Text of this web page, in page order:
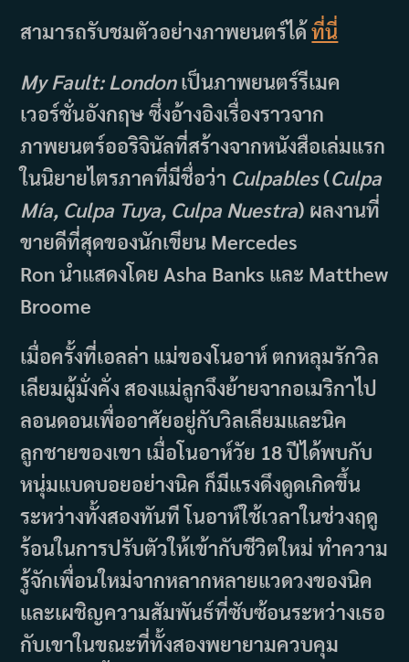
สามารถรับชมตัวอย่างภาพยนตร์ได้ที่นี่
My Fault: Londonเป็นภาพยนตร์รีเมค
เวอร์ชั่นอังกฤษ ซึ่งอ้างอิงเรื่องราวจาก
ภาพยนตร์ออริจินัลที่สร้างจากหนังสือเล่มแรก
ในนิยายไตรภาคที่มีชื่อว่า Culpables(Culpa
Mía, Culpa Tuya, Culpa Nuestra) ผลงานที่
ขายดีที่สุดของนักเขียน Mercedes
Ron นำแสดงโดย Asha Banks และ Matthew
Broome
เมื่อครั้งที่เอลล่า แม่ของโนอาห์ ตกหลุมรักวิล
เลียมผู้มั่งคั่ง สองแม่ลูกจึงย้ายจากอเมริกาไป
ลอนดอนเพื่ออาศัยอยู่กับวิลเลียมและนิค
ลูกชายของเขา เมื่อโนอาห์วัย 18 ปีได้พบกับ
หนุ่มแบดบอยอย่างนิค ก็มีแรงดึงดูดเกิดขึ้น
ระหว่างทั้งสองทันที โนอาห์ใช้เวลาในช่วงฤดู
ร้อนในการปรับตัวให้เข้ากับชีวิตใหม่ ทำความ
รู้จักเพื่อนใหม่จากหลากหลายแวดวงของนิค
และเผชิญความสัมพันธ์ที่ซับซ้อนระหว่างเธอ
กับเขาในขณะที่ทั้งสองพยายามควบคุม